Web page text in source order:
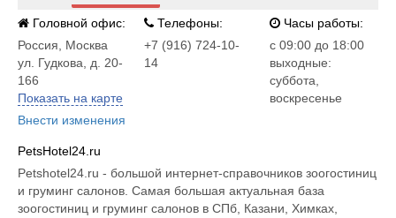
Головной офис:
Россия
Москва
ул. Гудкова, д. 20-
166
Показать на карте
Внести изменения
Телефоны:
+7 (916) 724-10-
14
Часы работы:
c 09:00 до 18:00
выходные:
суббота,
воскресенье
PetsHotel24.ru
Petshotel24.ru - большой интернет-справочников зоогостиниц
и груминг салонов. Самая большая актуальная база
зоогостиниц и груминг салонов в СПб, Казани, Химках,